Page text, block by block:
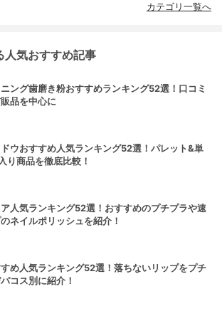
カテゴリ一覧へ
人気おすすめ記事
ング歯磨き粉おすすめランキング52選！口コミ
品を中心に
ウおすすめ人気ランキング52選！パレット&単
り商品を徹底比較！
人気ランキング52選！おすすめのプチプラや速
ネイルポリッシュを紹介！
め人気ランキング52選！落ちないリップをプチ
コス別に紹介！